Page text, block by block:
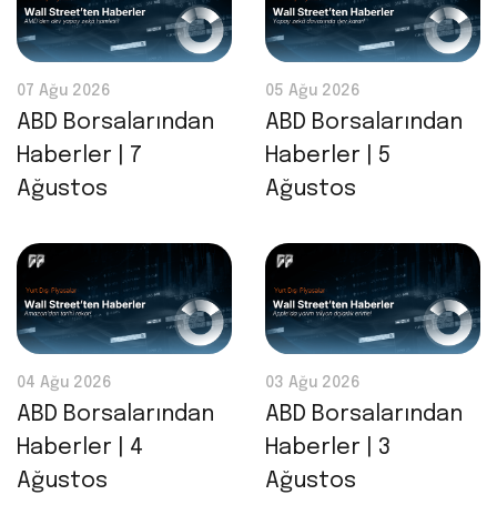
07 Ağu 2026
ABD Borsalarından
Haberler | 7
Ağustos
05 Ağu 2026
ABD Borsalarından
Haberler | 5
Ağustos
04 Ağu 2026
ABD Borsalarından
Haberler | 4
Ağustos
03 Ağu 2026
ABD Borsalarından
Haberler | 3
Ağustos